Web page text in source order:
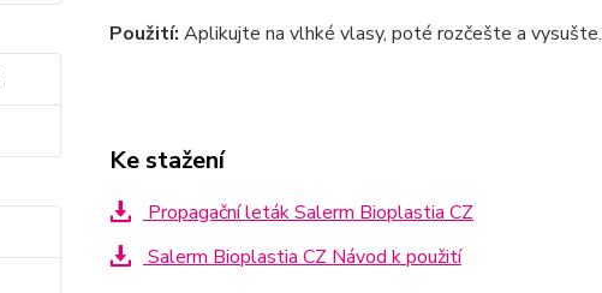
Použití: Aplikujte na vlhké vlasy, poté rozčešte a vysušte.
Ke stažení
Propagační leták Salerm Bioplastia CZ
Salerm Bioplastia CZ Návod k použití